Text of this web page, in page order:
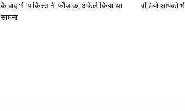
के बाद भी पाकिस्तानी फौज का अकेले किया था
सामना
वीडियो आपको